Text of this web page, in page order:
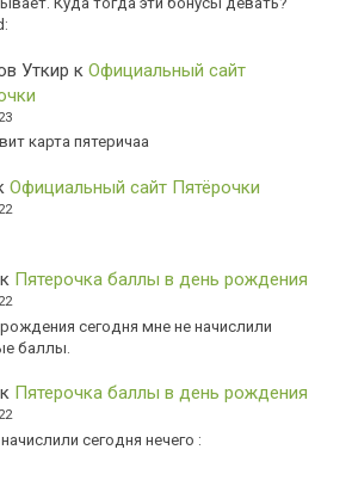
Уткир к Официальный сайт
карта пятеричаа
Официальный сайт Пятёрочки
Пятерочка баллы в день рождения
сегодня мне не начислили
баллы.
Пятерочка баллы в день рождения
сегодня нечего :